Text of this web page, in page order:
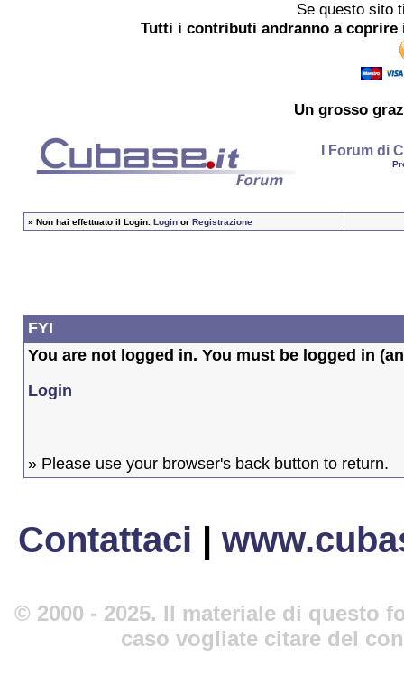
Se questo sito
Tutti i contributi andranno a
Un grosso
I Forum di
» Non hai effettuato il Login. Loginor Registrazione
FYI
You are not logged in. You must be logged in
Login
» Please use your browser's back button to return.
Contattaci |
© 2000 - 2025. Il materiale di questo
caso vogliate citare del